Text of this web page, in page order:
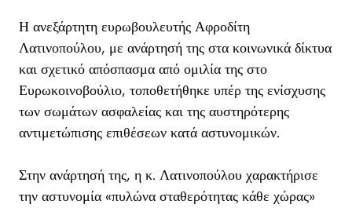
Η ανεξάρτητη ευρωβουλευτής Αφροδίτη
Λατινοπούλου, με ανάρτησή της στα κοινωνικά δίκτυα
και σχετικό απόσπασμα από ομιλία της στο
Ευρωκοινοβούλιο, τοποθετήθηκε υπέρ της ενίσχυσης
των σωμάτων ασφαλείας και της αυστηρότερης
αντιμετώπισης επιθέσεων κατά αστυνομικών.
Στην ανάρτησή της, η κ. Λατινοπούλου χαρακτήρισε
την αστυνομία «πυλώνα σταθερότητας κάθε χώρας»